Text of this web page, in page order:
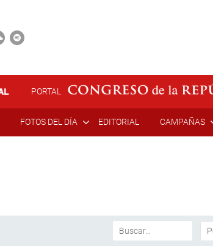
PORTAL
FOTOS DEL DÍA EDITORIAL CAMPAÑAS